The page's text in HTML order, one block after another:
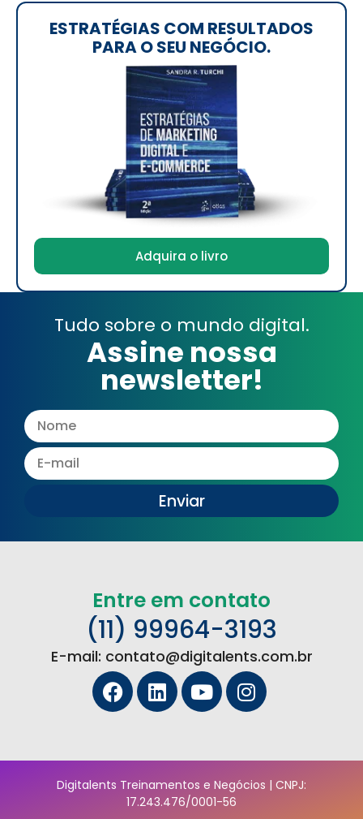
ESTRATÉGIAS COM RESULTADOS
PARA O SEU NEGÓCIO.
Adquira o livro
Tudo sobre o mundo digital.
Assine nossa
newsletter!
Enviar
Entre em contato
(11) 99964-3193
E-mail: contato@digitalents.com.br
Digitalents Treinamentos e Negócios | CNPJ:
17.243.476/0001-56